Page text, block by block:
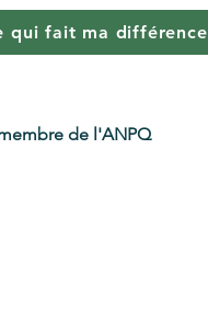
qui fait ma différence
de l'ANPQ